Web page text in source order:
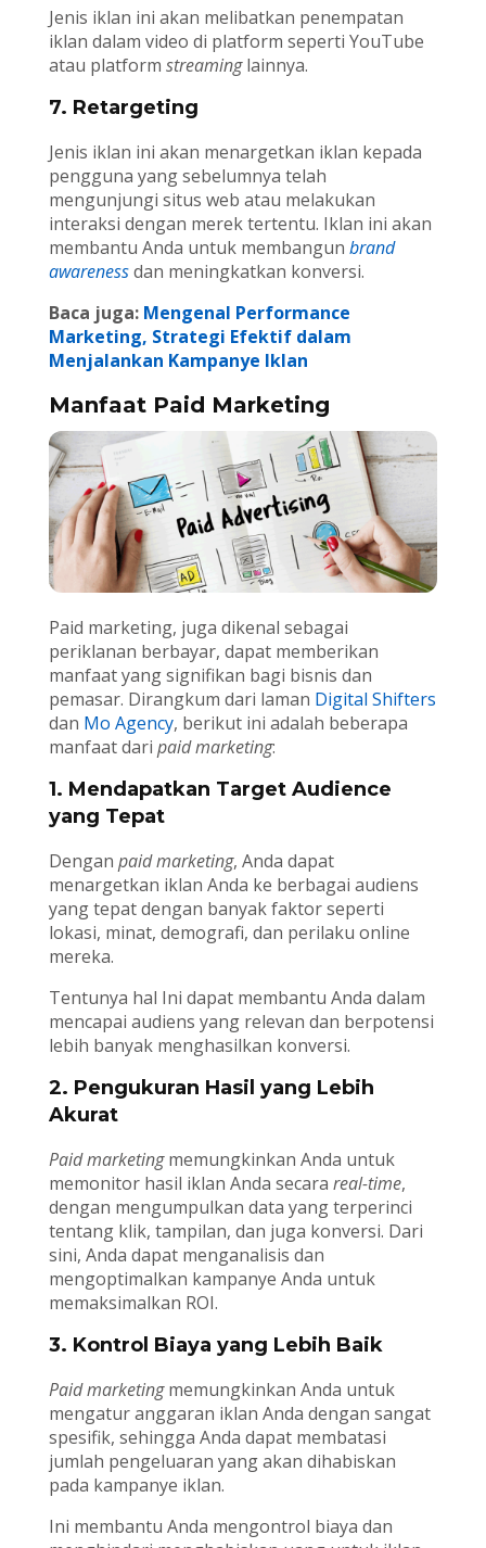
Jenis iklan ini akan melibatkan penempatan
iklan dalam video di platform seperti YouTube
atau platform streaminglainnya.
7. Retargeting
Jenis iklan ini akan menargetkan iklan kepada
pengguna yang sebelumnya telah
mengunjungi situs web atau melakukan
interaksi dengan merek tertentu. Iklan ini akan
membantu Anda untuk membangun brand
awarenessdan meningkatkan konversi.
Baca juga: Mengenal Performance
Marketing, Strategi Efektif dalam
Menjalankan Kampanye Iklan
Manfaat Paid Marketing
Paid marketing, juga dikenal sebagai
periklanan berbayar, dapat memberikan
manfaat yang signifikan bagi bisnis dan
pemasar. Dirangkum dari laman Digital Shifters
dan Mo Agency, berikut ini adalah beberapa
manfaat dari paid marketing:
1. Mendapatkan Target Audience
yang Tepat
Dengan paid marketing, Anda dapat
menargetkan iklan Anda ke berbagai audiens
yang tepat dengan banyak faktor seperti
lokasi, minat, demografi, dan perilaku online
mereka.
Tentunya hal Ini dapat membantu Anda dalam
mencapai audiens yang relevan dan berpotensi
lebih banyak menghasilkan konversi.
2. Pengukuran Hasil yang Lebih
Akurat
Paid marketingmemungkinkan Anda untuk
memonitor hasil iklan Anda secara real-time,
dengan mengumpulkan data yang terperinci
tentang klik, tampilan, dan juga konversi. Dari
sini, Anda dapat menganalisis dan
mengoptimalkan kampanye Anda untuk
memaksimalkan ROI.
3. Kontrol Biaya yang Lebih Baik
Paid marketingmemungkinkan Anda untuk
mengatur anggaran iklan Anda dengan sangat
spesifik, sehingga Anda dapat membatasi
jumlah pengeluaran yang akan dihabiskan
pada kampanye iklan.
Ini membantu Anda mengontrol biaya dan